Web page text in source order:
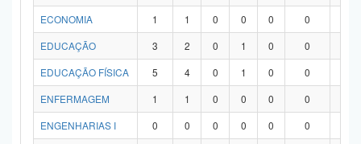
ECONOMIA
1 1 0 0 0 0
EDUCAÇÃO
3 2 0 1 0 0
EDUCAÇÃO FÍSICA
5 4 0 1 0 0
ENFERMAGEM
1 1 0 0 0 0
ENGENHARIAS I
0 0 0 0 0 0